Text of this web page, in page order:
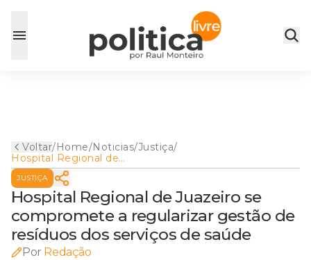
Voltar/Home/Noticias/Justiça/
Hospital Regional de
Juazeiro se compromete a
regularizar gestão de
resíduos dos serviços de
saúde
JUSTIÇA
Hospital Regional de Juazeiro se
compromete a regularizar gestão de
resíduos dos serviços de saúde
Por Redação